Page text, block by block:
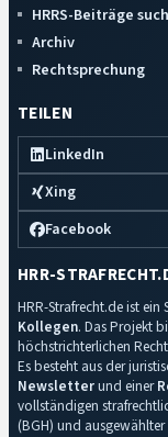
HRRS-Beiträge
Archiv
Rechtsprechung
TEILEN
LinkedIn
Xing
Facebook
HRR-
HRR-Strafrecht.de ist
Kollegen. Das Projekt
höchstrichterlichen
Es besteht aus der
Newsletterund einer
vollständigen
(BGH) und